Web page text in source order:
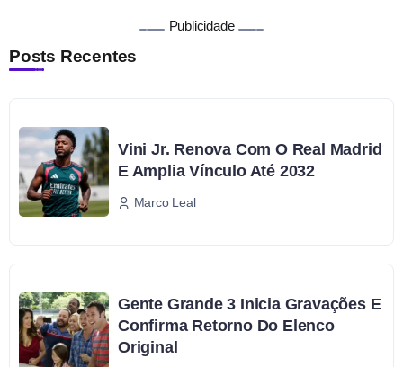
Publicidade
Posts Recentes
Vini Jr. Renova Com O Real Madrid
E Amplia Vínculo Até 2032
Marco Leal
Gente Grande 3 Inicia Gravações E
Confirma Retorno Do Elenco
Original